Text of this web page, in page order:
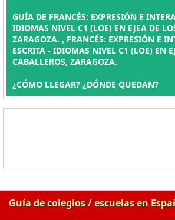
GUÍA DE FRANCÉS: EXPRESIÓN E
IDIOMAS NIVEL C1 (LOE) EN EJEA DE
ZARAGOZA. , FRANCÉS: EXPRESIÓN E
ESCRITA - IDIOMAS NIVEL C1 (LOE) EN
CABALLEROS, ZARAGOZA.
¿CÓMO LLEGAR? ¿DÓNDE QUEDAN?
Guía de colegios / escuelas en